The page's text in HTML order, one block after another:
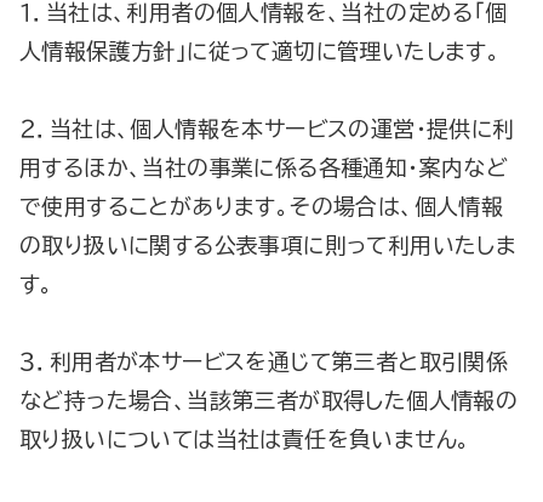
１．当社は、利用者の個人情報を、当社の定める「個
人情報保護方針」に従って適切に管理いたします。
２．当社は、個人情報を本サービスの運営・提供に利
用するほか、当社の事業に係る各種通知・案内など
で使用することがあります。その場合は、個人情報
の取り扱いに関する公表事項に則って利用いたしま
す。
３．利用者が本サービスを通じて第三者と取引関係
など持った場合、当該第三者が取得した個人情報の
取り扱いについては当社は責任を負いません。